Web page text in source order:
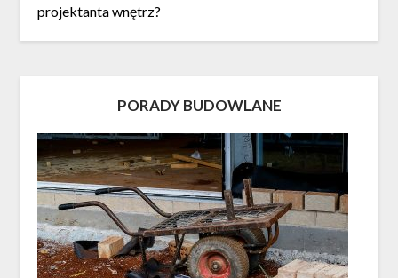
projektanta wnętrz?
PORADY BUDOWLANE